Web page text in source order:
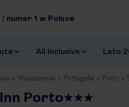
| numer 1 w Polsce
All Inclusive Lato
Wypoczynek Portugalia Porto
Porto